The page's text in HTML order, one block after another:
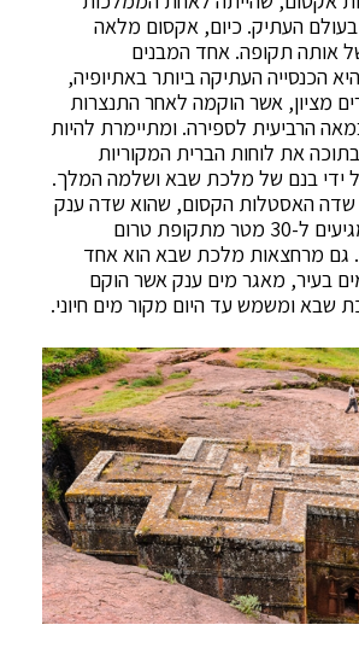
בעולם העתיק. כיום, אקסום מלאה
אותה תקופה. אחד המבנים
הכנסייה העתיקה ביותר באתיופיה,
מציון, אשר הוקמה לאחר התנצרות
הרביעית לספירה. ומתיימרת להיות
את לוחות הברית המקוריות
ידי בנם של מלכת שבא ושלמה המלך.
האסטלות הקסום, שהוא שדה ענק
של אובליסקים המגיעים ל-30 מטר מתקופת טרום
גם מרחצאות מלכת שבא הוא אחד
בעיר, מאגר מים ענק אשר הוקם
שבא ומשמש עד היום מקור מים חיוני.